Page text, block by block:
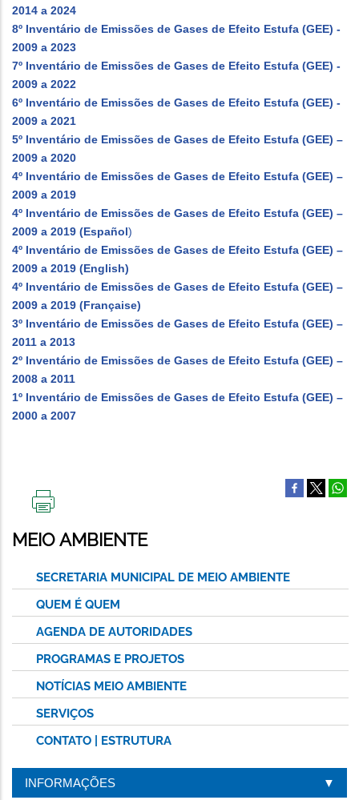
2014 a 2024
8º Inventário de Emissões de Gases de Efeito Estufa (GEE) -
2009 a 2023
7º Inventário de Emissões de Gases de Efeito Estufa (GEE) -
2009 a 2022
6º Inventário de Emissões de Gases de Efeito Estufa (GEE) -
2009 a 2021
5º Inventário de Emissões de Gases de Efeito Estufa (GEE) –
2009 a 2020
4º Inventário de Emissões de Gases de Efeito Estufa (GEE) –
2009 a 2019
4º Inventário de Emissões de Gases de Efeito Estufa (GEE) –
2009 a 2019 (Español)
4º Inventário de Emissões de Gases de Efeito Estufa (GEE) –
2009 a 2019 (English)
4º Inventário de Emissões de Gases de Efeito Estufa (GEE) –
2009 a 2019 (Française)
3º Inventário de Emissões de Gases de Efeito Estufa (GEE) –
2011 a 2013
2º Inventário de Emissões de Gases de Efeito Estufa (GEE) –
2008 a 2011
1º Inventário de Emissões de Gases de Efeito Estufa (GEE) –
2000 a 2007
ESTA
PÁGINA
MEIO AMBIENTE
SECRETARIA MUNICIPAL DE MEIO AMBIENTE
QUEM É QUEM
AGENDA DE AUTORIDADES
PROGRAMAS E PROJETOS
NOTÍCIAS MEIO AMBIENTE
SERVIÇOS
CONTATO | ESTRUTURA
INFORMAÇÕES